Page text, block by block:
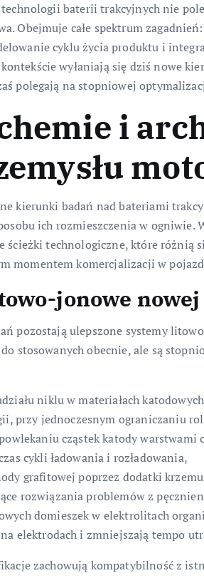
baterii trakcyjnych nie
Obejmuje całe spektrum
cyklu życia produktu i
wyłaniają się dziś nowe
polegają na stopniowej
i
kierunki badań nad bateriami
ich rozmieszczenia w ogniwie.
ścieżki technologiczne, które różnią
momentem komercjalizacji w
jonowe
pozostają ulepszone systemy
stosowanych obecnie, ale są
niklu w materiałach
przy jednoczesnym ograniczaniu
cząstek katody warstwami
cykli ładowania i rozładowania,
grafitowej poprzez dodatki
rozwiązania problemów z
domieszek w elektrolitach
elektrodach i zmniejszają tempo
zachowują kompatybilność z